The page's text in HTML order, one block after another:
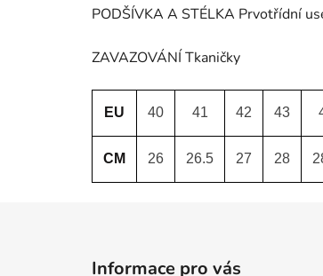
PODŠÍVKA A STÉLKA Prvotřídní
ZAVAZOVÁNÍ Tkaničky
EU 40 41 42 43
CM 26 26.5 27 28
Informace pro vás